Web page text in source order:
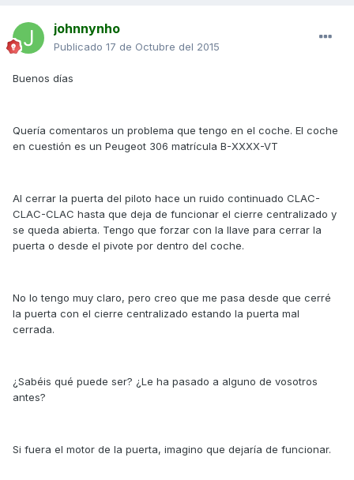
johnnynho
Publicado 17 de Octubre del 2015
Buenos días
Quería comentaros un problema que tengo en el coche. El coche
en cuestión es un Peugeot 306 matrícula B-XXXX-VT
Al cerrar la puerta del piloto hace un ruido continuado CLAC-
CLAC-CLAC hasta que deja de funcionar el cierre centralizado y
se queda abierta. Tengo que forzar con la llave para cerrar la
puerta o desde el pivote por dentro del coche.
No lo tengo muy claro, pero creo que me pasa desde que cerré
la puerta con el cierre centralizado estando la puerta mal
cerrada.
¿Sabéis qué puede ser? ¿Le ha pasado a alguno de vosotros
antes?
Si fuera el motor de la puerta, imagino que dejaría de funcionar.